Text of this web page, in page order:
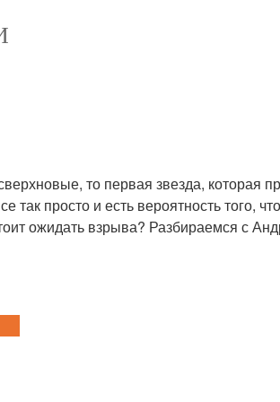
то первая звезда, которая
просто и есть вероятность того, что
ожидать взрыва? Разбираемся с